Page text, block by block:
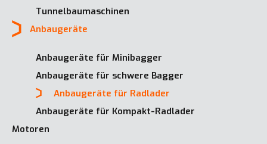
Tunnelbaumaschinen
Anbaugeräte
Anbaugeräte für Minibagger
Anbaugeräte für schwere Bagger
Anbaugeräte für Radlader
Anbaugeräte für Kompakt-Radlader
Motoren